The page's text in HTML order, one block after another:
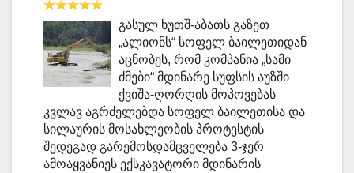
გასულ ხუთშ-აბათს გაზეთ
„ალიონს“ სოფელ ბაილეთიდან
აცნობეს, რომ კომპანია „სამი
ძმები“ მდინარე სუფსის აუზში
ქვიშა-ღორღის მოპოვებას
კვლავ აგრძელებდა სოფელ ბაილეთისა და
სილაურის მოსახლეობის პროტესტის
შედეგად გარემოსდამცველება 3-ჯერ
ამოაყვანიეს ექსკავატორი მდინარის